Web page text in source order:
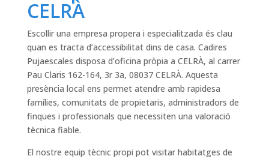
CELRÀ
Escollir una empresa propera i especialitzada és clau
quan es tracta d’accessibilitat dins de casa. Cadires
Pujaescales disposa d’oficina pròpia a CELRÀ, al carrer
Pau Claris 162-164, 3r 3a, 08037 CELRÀ. Aquesta
presència local ens permet atendre amb rapidesa
famílies, comunitats de propietaris, administradors de
finques i professionals que necessiten una valoració
tècnica fiable.
El nostre equip tècnic propi pot visitar habitatges de